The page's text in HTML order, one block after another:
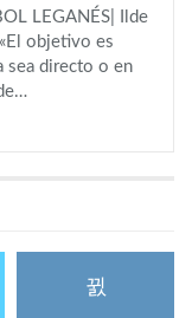
LEGANÉS| Ilde
objetivo es
sea directo o en